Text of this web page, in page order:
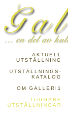
AKTUELL
UTSTÄLLNING
UTSTÄLLNINGS-
KATALOG
OM GALLERI1
TIDIGARE
UTSTÄLLNINGAR